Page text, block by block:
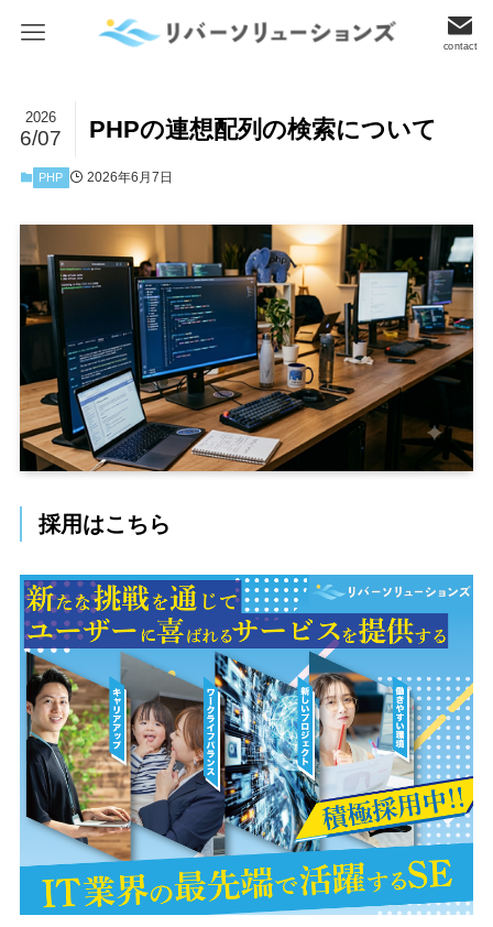
contact
PHPの連想配列の検索について
2026
6/07
PHP 2026年6月7日
採用はこちら